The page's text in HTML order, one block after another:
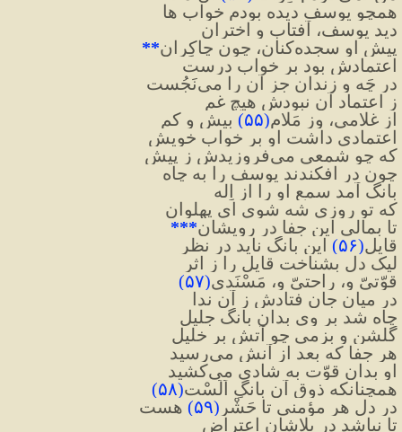
همچو یوسف دیده بودم خواب ها
دید یوسف، آفتاب و اختران
پیش او سجده‌کنان، چون چاکِران
**
اعتمادش بود بر خواب درست
در چَه و زندان جز آن را می‌نَجُست
ز اعتماد آن نبودش هیچ غم
از غلامی، وز مَلامِ(۵۵) بیش و کم
اعتمادی داشت او بر خوابِ خویش
که چو شمعی می‌فروزیدش ز پیش
چون در افکندند یوسف را به چاه
بانگ آمد سمعِ او را از اِله
که تو روزی شه شوی ای پهلوان
تا بمالی این جفا در رویشان***
قایلِ(۵۶) این بانگ ناید در نظر
لیک دل بشناخت قایل را ز اثر
قوّتیّ و، راحتیّ و، مَسْنَدی(۵۷)
در میان جان فتادش ز آن ندا
چاه شد بر وی بدان بانگ جلیل
گلشن و بزمی چو آتش بر خلیل
هر جفا که بعد از آنش می‌رسید
او بدان قوّت به شادی می‌کشید
همچنانکه ذوقِ آن بانگِ اَلَسْت(۵۸)
در دل هر مؤمنی تا حَشْر (۵۹) هست
تا نباشد در بلاشان اعتراض